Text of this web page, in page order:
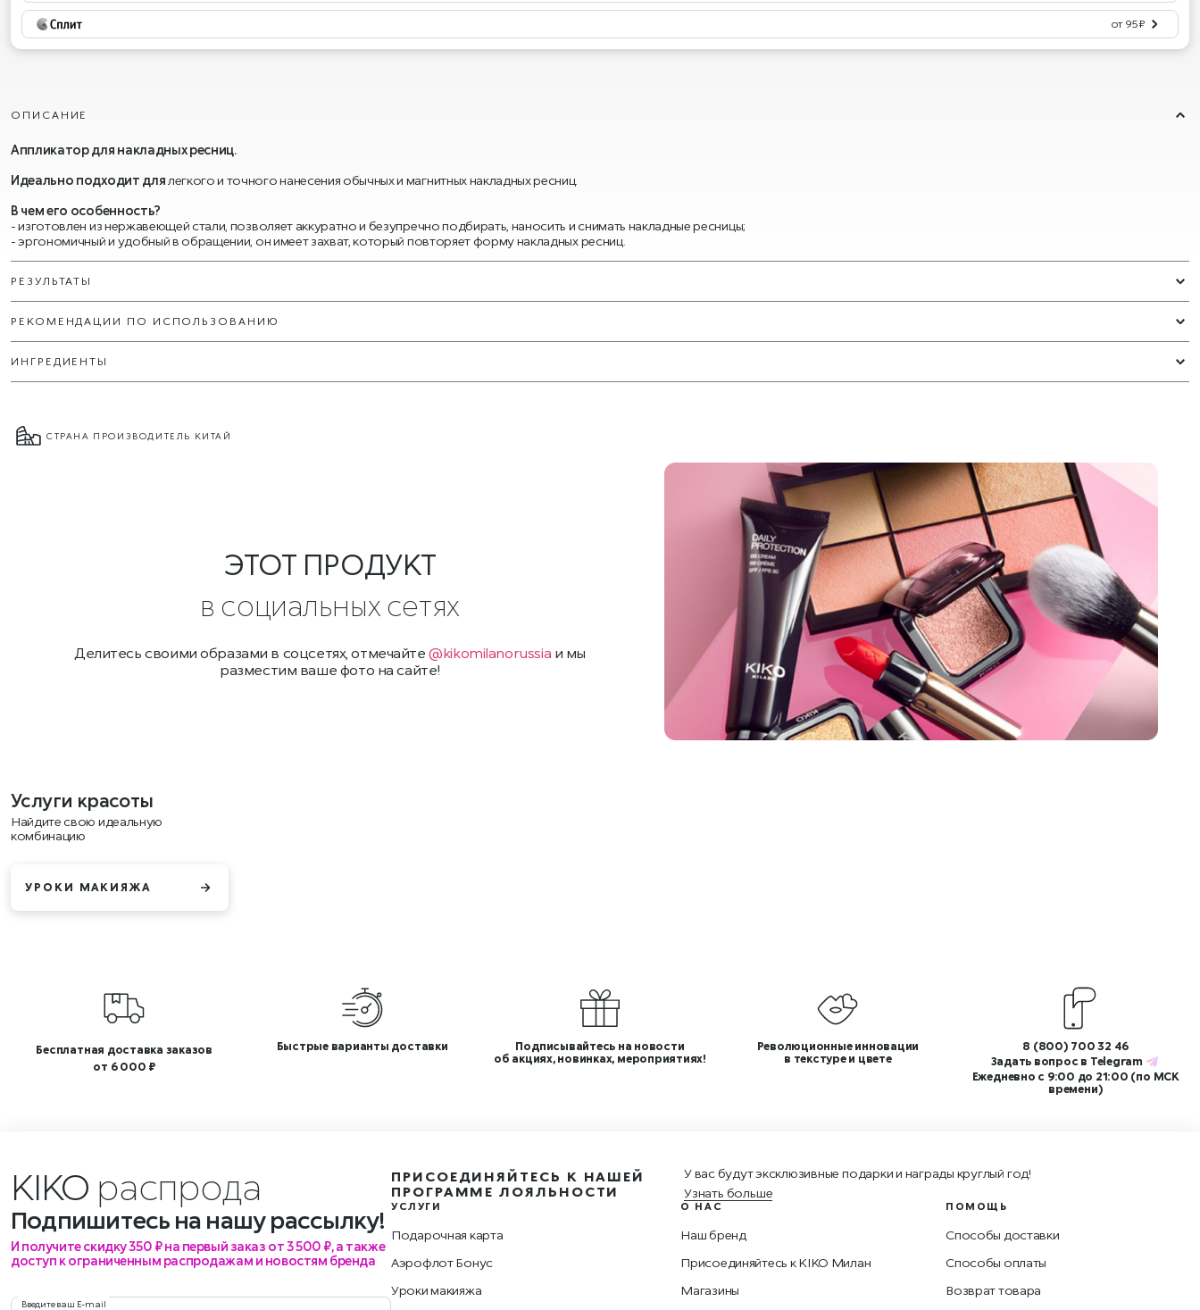
от 95 ₽
ОПИСАНИЕ
Аппликатор для накладных ресниц.
Идеально подходит для легкого и точного нанесения обычных и магнитных накладных ресниц.
В чем его особенность?
- изготовлен из нержавеющей стали, позволяет аккуратно и безупречно подбирать, наносить и снимать накладные ресницы;
- эргономичный и удобный в обращении, он имеет захват, который повторяет форму накладных ресниц.
РЕЗУЛЬТАТЫ
РЕКОМЕНДАЦИИ ПО ИСПОЛЬЗОВАНИЮ
ИНГРЕДИЕНТЫ
СТРАНА ПРОИЗВОДИТЕЛЬ КИТАЙ
ЭТОТ ПРОДУКТ
в социальных сетях
Делитесь своими образами в соцсетях, отмечайте@kikomilanorussia и мы
разместим ваше фото на сайте!
Услуги красоты
Найдите свою идеальную
комбинацию
УРОКИ МАКИЯЖА
Бесплатная доставка заказов
от 6 000 ₽
Быстрые варианты доставки
Подписывайтесь на новости
об акциях, новинках, мероприятиях!
Революционные инновации
в текстуре и цвете
8 (800) 700 32 46
Задать вопрос в Telegram
Ежедневно с 9:00 до 21:00 (по МСК
времени)
KIKO ра
Подпишитесь на нашу рассылку!
И получите скидку 350 ₽ на первый заказ от 3 500 ₽, а также
доступ к ограниченным распродажам и новостям бренда
Введите ваш E-mail
ПРИСОЕДИНЯЙТЕСЬ К НАШЕЙ
ПРОГРАММЕ ЛОЯЛЬНОСТИ
У вас будут эксклюзивные подарки и награды круглый год!
Узнать больше
УСЛУГИ
Подарочная карта
Аэрофлот Бонус
Уроки макияжа
О НАС
Наш бренд
Присоединяйтесь к KIKO Милан
Магазины
ПОМОЩЬ
Способы доставки
Способы оплаты
Возврат товара